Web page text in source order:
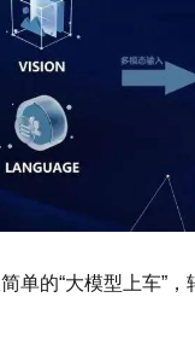
的“大模型上车”，